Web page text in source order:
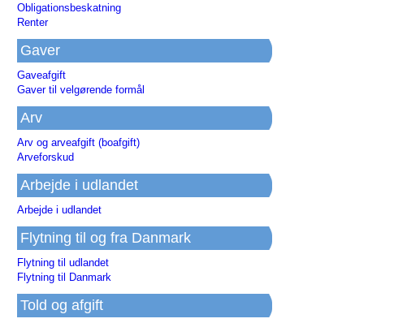
Obligationsbeskatning
Renter
Gaver
Gaveafgift
Gaver til velgørende formål
Arv
Arv og arveafgift (boafgift)
Arveforskud
Arbejde i udlandet
Arbejde i udlandet
Flytning til og fra Danmark
Flytning til udlandet
Flytning til Danmark
Told og afgift